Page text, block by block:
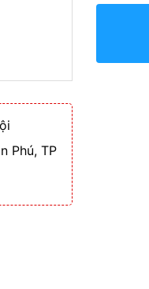
Phú, TP